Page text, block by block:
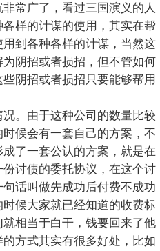
常广了，看过三国演义的人
样的计谋的使用，其实在帮
到各种各样的计谋，当然这
阴招或者损招，但不管如何
阴招或者损招只要能够帮用
。由于这种公司的数量比较
候会有一套自己的方案，不
了一套公认的方案，就是在
讨债的委托协议，在这个讨
话叫做先成功后付费不成功
候大家就已经知道的收费标
相当于白干，钱要回来了他
方式其实有很多好处，比如